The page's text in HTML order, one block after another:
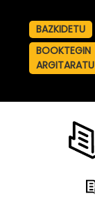
BAZKIDETU
BOOKTEGIN
ARGITARATU